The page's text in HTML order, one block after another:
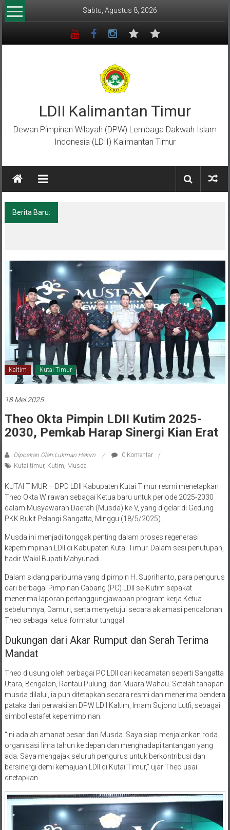
Lompat
ke
Sabtu, Agustus 8, 2026
LDII Kalimantan Timur
Dewan Pimpinan Wilayah (DPW) Lembaga Dakwah Islam
Indonesia (LDII) Kalimantan Timur
Berita Baru:
Kaltim Kutai Timur
2030, Pemkab Harap Sinergi Kian Erat
Kutai timur,Kutim,Musda
Theo Okta Wirawan sebagai Ketua baru untuk periode 2025-2030
dalam Musyawarah Daerah (Musda) ke-V, yang digelar di Gedung
PKK Bukit Pelangi Sangatta, Minggu (18/5/2025).
kepemimpinan LDII di Kabupaten Kutai Timur. Dalam sesi penutupan,
hadir Wakil Bupati Mahyunadi.
dari berbagai Pimpinan Cabang (PC) LDII se-Kutim sepakat
menerima laporan pertanggungjawaban program kerja Ketua
sebelumnya, Damuri, serta menyetujui secara aklamasi pencalonan
Theo sebagai ketua formatur tunggal.
Mandat
Utara, Bengalon, Rantau Pulung, dan Muara Wahau. Setelah tahapan
musda dilalui, ia pun ditetapkan secara resmi dan menerima bendera
pataka dari perwakilan DPW LDII Kaltim, Imam Sujono Lutfi, sebagai
simbol estafet kepemimpinan.
organisasi lima tahun ke depan dan menghadapi tantangan yang
ada. Saya mengajak seluruh pengurus untuk berkontribusi dan
bersinergi demi kemajuan LDII di Kutai Timur,” ujar Theo usai
ditetapkan.